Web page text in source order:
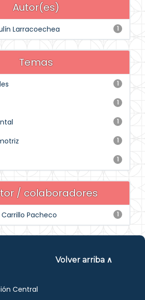
Autor(es)
1
Larracoechea
Temas
1
1
1
1
1
/ colaboradores
1
Pacheco
Volver arriba ∧
Central